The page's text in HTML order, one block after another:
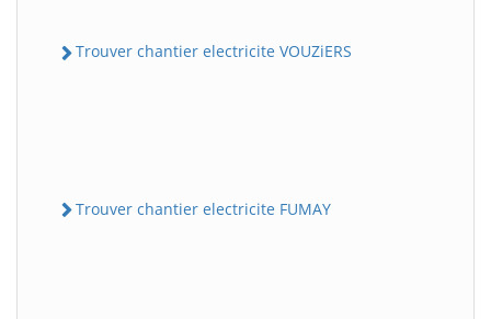
Trouver chantier electricite VOUZiERS
Trouver chantier electricite FUMAY